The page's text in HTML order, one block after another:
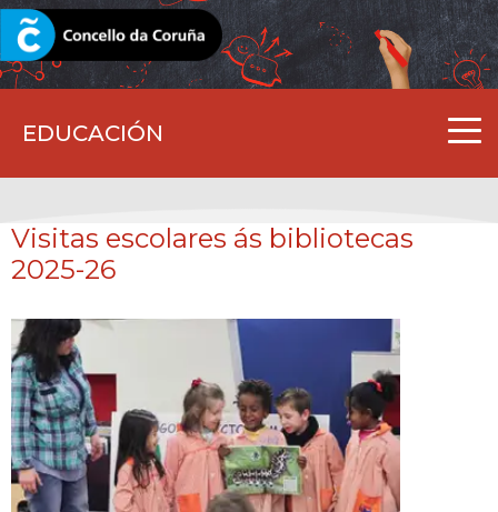
EDUCACIÓN
CORUNA.GAL
Visitas escolares ás bibliotecas
2025-26